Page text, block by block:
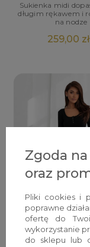
Sukienka midi
długim rękawem i
na nodze
259,00 zł
Zgoda
oraz
Pliki cookies i
poprawne
ofertę do
wykorzystanie
do sklepu lub